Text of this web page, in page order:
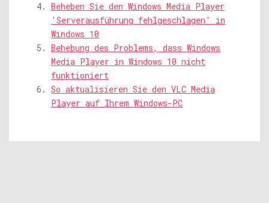
Beheben Sie den Windows Media Player
'Serverausführung fehlgeschlagen' in
Windows 10
Behebung des Problems, dass Windows
Media Player in Windows 10 nicht
funktioniert
So aktualisieren Sie den VLC Media
Player auf Ihrem Windows-PC